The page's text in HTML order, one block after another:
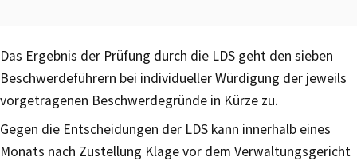
Das Ergebnis der Prüfung durch die LDS geht den sieben
Beschwerdeführern bei individueller Würdigung der jeweils
vorgetragenen Beschwerdegründe in Kürze zu.
Gegen die Entscheidungen der LDS kann innerhalb eines
Monats nach Zustellung Klage vor dem Verwaltungsgericht